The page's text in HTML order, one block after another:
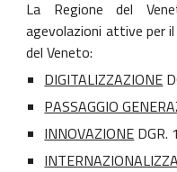
La Regione del
agevolazioni attive per
del Veneto:
DIGITALIZZAZIONE
PASSAGGIO
INNOVAZIONE